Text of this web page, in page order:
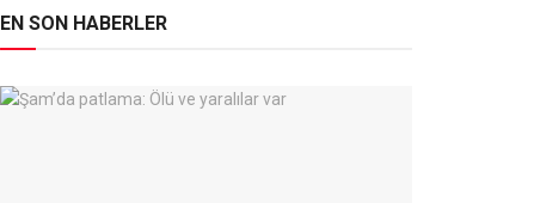
EN SON HABERLER